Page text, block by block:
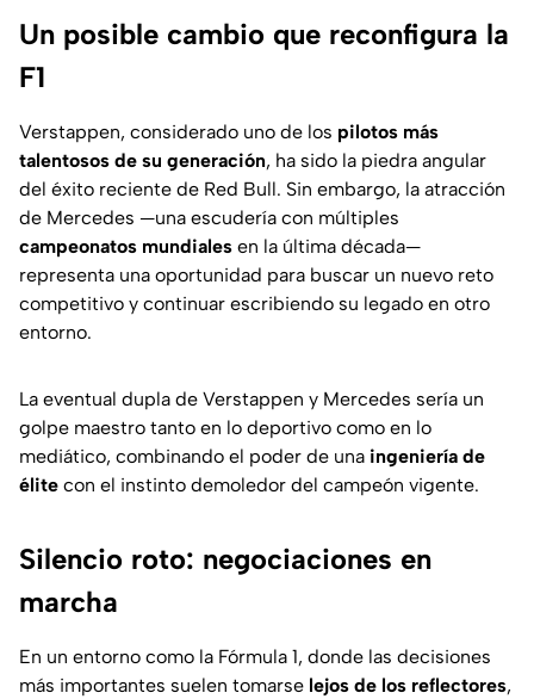
Un posible cambio que reconfigura la
F1
Verstappen, considerado uno de los pilotos más
talentosos de su generación, ha sido la piedra angular
del éxito reciente de Red Bull. Sin embargo, la atracción
de Mercedes —una escudería con múltiples
campeonatos mundiales en la última década—
representa una oportunidad para buscar un nuevo reto
competitivo y continuar escribiendo su legado en otro
entorno.
La eventual dupla de Verstappen y Mercedes sería un
golpe maestro tanto en lo deportivo como en lo
mediático, combinando el poder de una ingeniería de
élite con el instinto demoledor del campeón vigente.
Silencio roto: negociaciones en
marcha
En un entorno como la Fórmula 1, donde las decisiones
más importantes suelen tomarse lejos de los reflectores,